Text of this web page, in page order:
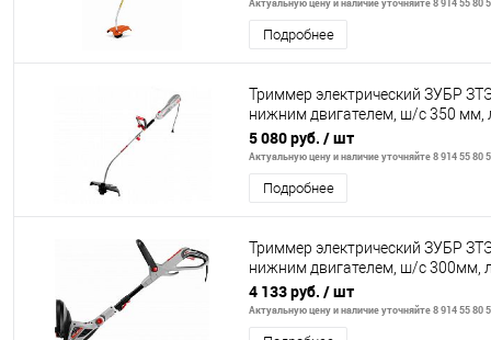
Подробнее
Триммер электрический ЗУБР
нижним двигателем, ш/с 350 мм,
мм, полуавтомат, 10
5 080 руб. / шт
Актуальную цену и наличие уточняйте 8 914 55 80
Подробнее
Триммер электрический ЗУБР
нижним двигателем, ш/с 300мм,
5*1,6мм, автомат, теле
4 133 руб. / шт
Актуальную цену и наличие уточняйте 8 914 55 80